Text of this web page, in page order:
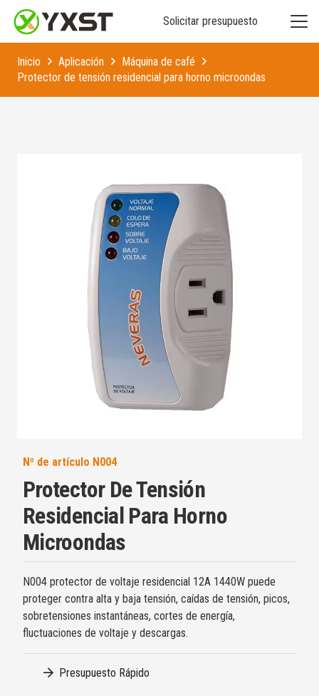
Solicitar presupuesto
Inicio Aplicación
Máquina de café
Protector de tensión residencial para horno microondas
Nº de artículo N004
Protector De Tensión
Residencial Para Horno
Microondas
N004 protector de voltaje residencial 12A 1440W puede
proteger contra alta y baja tensión, caídas de tensión, picos,
sobretensiones instantáneas, cortes de energía,
fluctuaciones de voltaje y descargas.
Presupuesto Rápido